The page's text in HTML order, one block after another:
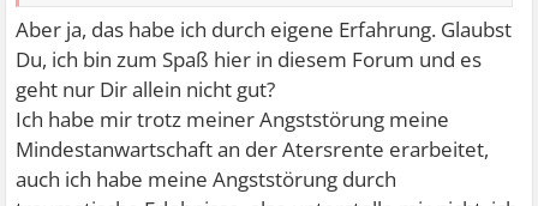
Aber ja, das habe ich durch eigene Erfahrung. Glaubst
Du, ich bin zum Spaß hier in diesem Forum und es
geht nur Dir allein nicht gut?
Ich habe mir trotz meiner Angststörung meine
Mindestanwartschaft an der Atersrente erarbeitet,
auch ich habe meine Angststörung durch